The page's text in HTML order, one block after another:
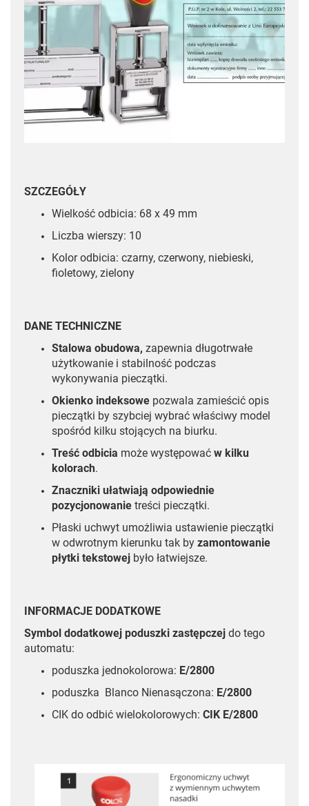
SZCZEGÓŁY
Wielkość odbicia: 68 x 49 mm
Liczba wierszy: 10
Kolor odbicia: czarny, czerwony, niebieski,
fioletowy, zielony
DANE TECHNICZNE
Stalowa obudowa, zapewnia długotrwałe
użytkowanie i stabilność podczas
wykonywania pieczątki.
Okienko indeksowe pozwala zamieścić opis
pieczątki by szybciej wybrać właściwy model
spośród kilku stojących na biurku.
Treść odbicia może występować w kilku
kolorach.
Znaczniki ułatwiają odpowiednie
pozycjonowanie treści pieczątki.
Płaski uchwyt umożliwia ustawienie pieczątki
w odwrotnym kierunku tak by zamontowanie
płytki tekstowej było łatwiejsze.
INFORMACJE DODATKOWE
Symbol dodatkowej poduszki zastępczej do tego
automatu:
poduszka jednokolorowa: E/2800
poduszka Blanco Nienasączona: E/2800
CIK do odbić wielokolorowych: CIK E/2800